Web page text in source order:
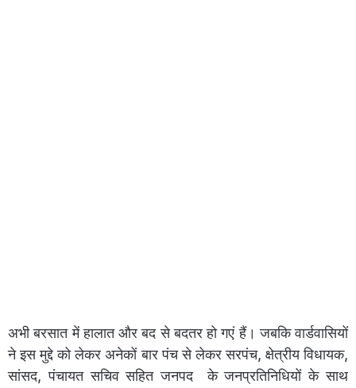
अभी बरसात में हालात और बद से बदतर हो गएं हैं। जबकि वार्डवासियों
ने इस मुद्दे को लेकर अनेकों बार पंच से लेकर सरपंच, क्षेत्रीय विधायक,
सांसद, पंचायत सचिव सहित जनपद के जनप्रतिनिधियों के साथ